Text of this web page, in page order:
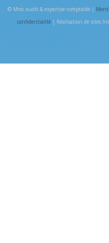
© Mmc audit & expertise comptable |
confidentialité | Réalisation de sites